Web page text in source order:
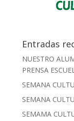
Entradas
NUESTRO
PRENSA
SEMANA
SEMANA
SEMAMA